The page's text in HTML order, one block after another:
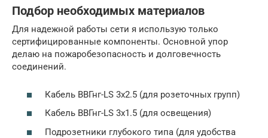
Подбор необходимых материалов
Для надежной работы сети я использую только
сертифицированные компоненты. Основной упор
делаю на пожаробезопасность и долговечность
соединений.
Кабель ВВГнг-LS 3х2.5 (для розеточных групп)
Кабель ВВГнг-LS 3х1.5 (для освещения)
Подрозетники глубокого типа (для удобства